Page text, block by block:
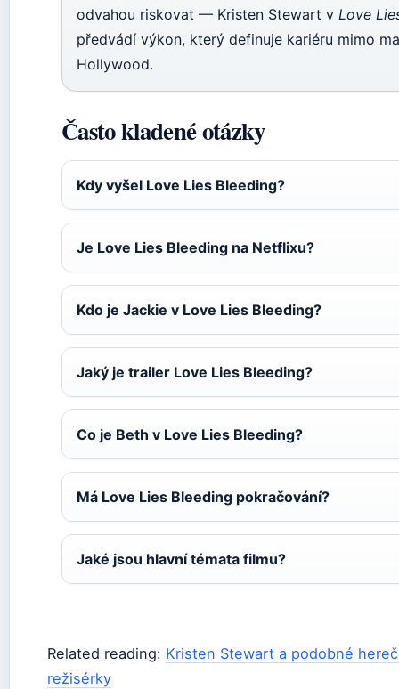
odvahou riskovat — Kristen Stewart v Love
předvádí výkon, který definuje kariéru mimo
Hollywood.
Často kladené otázky
Kdy vyšel Love Lies Bleeding?
Je Love Lies Bleeding na Netflixu?
Kdo je Jackie v Love Lies Bleeding?
Jaký je trailer Love Lies Bleeding?
Co je Beth v Love Lies Bleeding?
Má Love Lies Bleeding pokračování?
Jaké jsou hlavní témata filmu?
Related reading: Kristen Stewart a podobné
režisérky